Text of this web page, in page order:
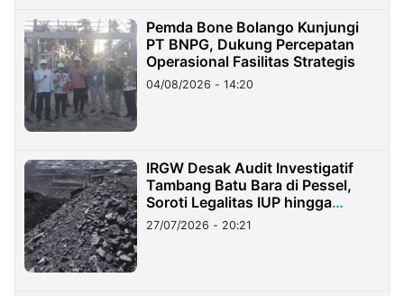
Pemda Bone Bolango Kunjungi
PT BNPG, Dukung Percepatan
Operasional Fasilitas Strategis
04/08/2026 - 14:20
IRGW Desak Audit Investigatif
Tambang Batu Bara di Pessel,
Soroti Legalitas IUP hingga
Stockpile
27/07/2026 - 20:21